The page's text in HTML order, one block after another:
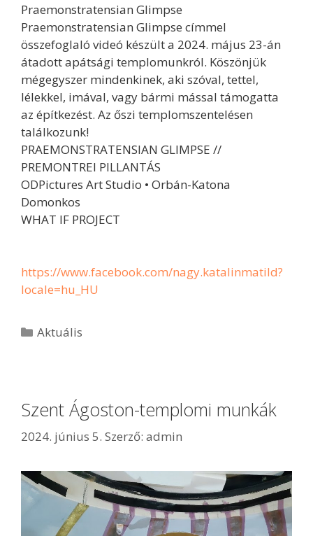
Praemonstratensian Glimpse
Praemonstratensian Glimpse címmel
összefoglaló videó készült a 2024. május 23-án
átadott apátsági templomunkról. Köszönjük
mégegyszer mindenkinek, aki szóval, tettel,
lélekkel, imával, vagy bármi mással támogatta
az építkezést. Az őszi templomszentelésen
találkozunk!
PRAEMONSTRATENSIAN GLIMPSE //
PREMONTREI PILLANTÁS
ODPictures Art Studio • Orbán-Katona
Domonkos
WHAT IF PROJECT
https://www.facebook.com/nagy.katalinmatild?
locale=hu_HU
Aktuális
Szent Ágoston-templomi munkák
2024. június 5. Szerző: admin